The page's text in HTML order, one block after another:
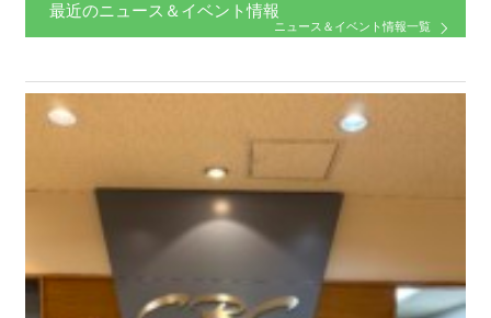
最近のニュース＆イベント情報
ニュース＆イベント情報一覧